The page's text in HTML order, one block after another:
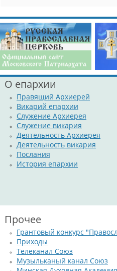
О епархии
Правящий Архиерей
Викарий епархии
Служение Архиерея
Служение викария
Деятельность Архиерея
Деятельность викария
Послания
История епархии
Прочее
Грантовый конкурс
Приходы
Телеканал Союз
Музыльканый канал Союз